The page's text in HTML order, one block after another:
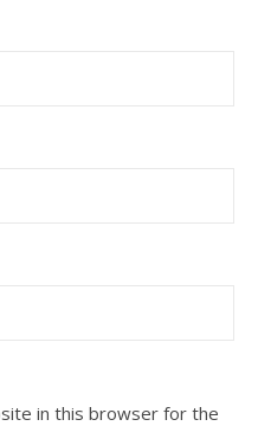
in this browser for the